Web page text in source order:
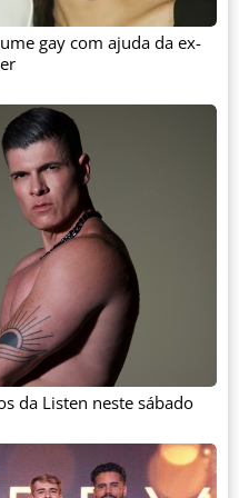
gay com ajuda da ex-
da Listen neste sábado